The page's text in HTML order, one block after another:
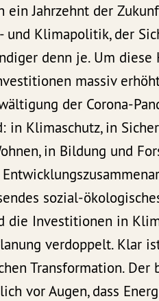
ein Jahrzehnt der
und Klimapolitik, der
denn je. Um diese
massiv
der Corona-
in Klimaschutz, in
in Bildung und
sozial-
die Investitionen in
verdoppelt. Klar
Transformation.
vor Augen, dass